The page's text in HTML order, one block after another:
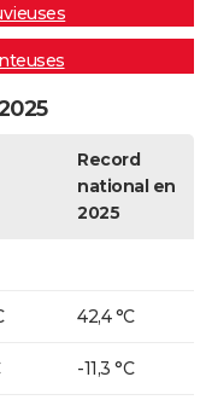
Record
national en
2025
42,4 °C
-11,3 °C